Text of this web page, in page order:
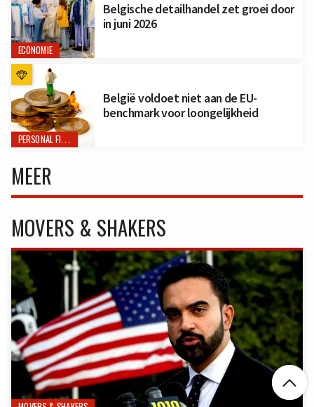
ECONOMIE
Belgische detailhandel zet groei door
in juni 2026
PERSONAL FINANCE
België voldoet niet aan de EU-
benchmark voor loongelijkheid
MEER
MOVERS & SHAKERS
